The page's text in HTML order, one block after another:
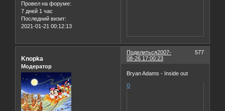
Провел на форуме:
7 дней 1 час
Последний визит:
2021-01-21 00:12:13
Поделиться 577
2007-
08-26 17:00:23
Knopka
Модератор
Bryan Adams - Inside out
0